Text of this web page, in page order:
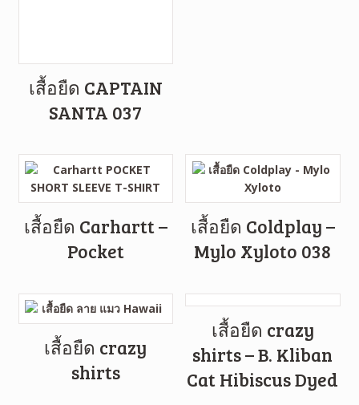
เสื้อยืด CAPTAIN
SANTA 037
เสื้อยืด Carhartt –
Pocket
เสื้อยืด Coldplay –
Mylo Xyloto 038
เสื้อยืด crazy
shirts
เสื้อยืด crazy
shirts – B. Kliban
Cat Hibiscus Dyed